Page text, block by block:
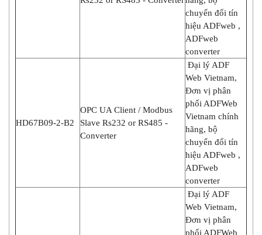
chuyển đổi tín
hiệu ADFweb ,
ADFweb
converter
HD67B09-2-B2
OPC UA Client / Modbus
Slave Rs232 or RS485 -
Converter
Đại lý ADF
Web Vietnam,
Đơn vị phân
phối ADFWeb
Vietnam chính
hãng, bộ
chuyển đổi tín
hiệu ADFweb ,
ADFweb
converter
Đại lý ADF
Web Vietnam,
Đơn vị phân
phối ADFWeb